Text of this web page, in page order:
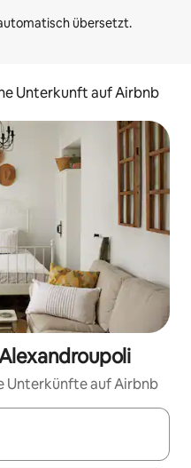
Unterkunft auf Airbnb
Unterkünfte auf Airbnb
navigiere mit den